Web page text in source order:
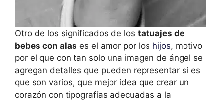
Otro de los significados de los tatuajes de
bebes con alas es el amor por los hijos, motivo
por el que con tan solo una imagen de ángel se
agregan detalles que pueden representar si es
que son varios, que mejor idea que crear un
corazón con tipografías adecuadas a la